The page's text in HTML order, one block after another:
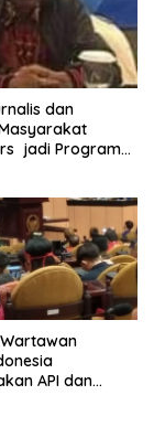
dan
jadi Program
API dan